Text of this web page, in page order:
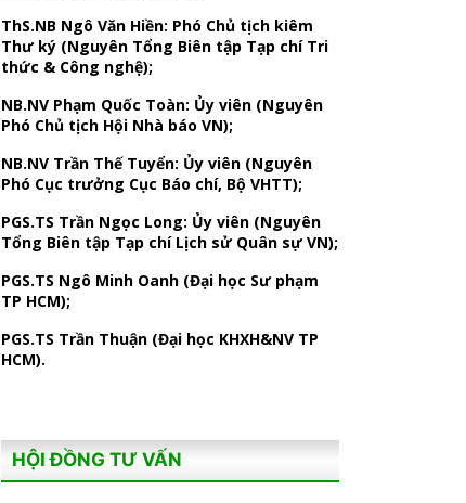
ThS.NB Ngô Văn Hiền: Phó Chủ tịch kiêm
Thư ký (Nguyên Tổng Biên tập Tạp chí Tri
thức & Công nghệ);
NB.NV Phạm Quốc Toàn: Ủy viên (Nguyên
Phó Chủ tịch Hội Nhà báo VN);
NB.NV Trần Thế Tuyển: Ủy viên (Nguyên
Phó Cục trưởng Cục Báo chí, Bộ VHTT);
PGS.TS Trần Ngọc Long: Ủy viên (Nguyên
Tổng Biên tập Tạp chí Lịch sử Quân sự VN);
PGS.TS Ngô Minh Oanh (Đại học Sư phạm
TP HCM);
PGS.TS Trần Thuận (Đại học KHXH&NV TP
HCM).
HỘI ĐỒNG TƯ VẤN